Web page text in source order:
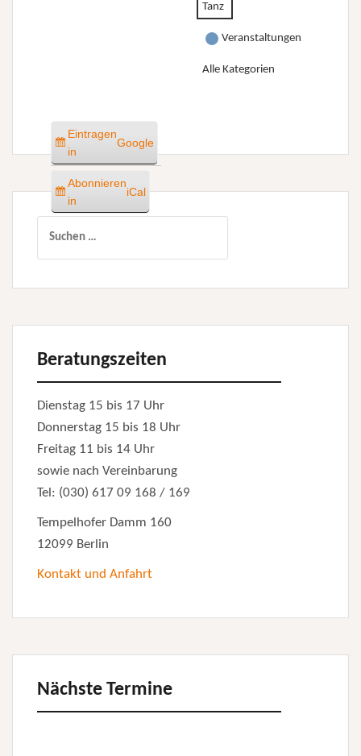
Tanz
Veranstaltungen
Alle Kategorien
Eintragen
in
Google
Abonnieren
in
iCal
Beratungszeiten
Dienstag 15 bis 17 Uhr
Donnerstag 15 bis 18 Uhr
Freitag 11 bis 14 Uhr
sowie nach Vereinbarung
Tel: (030) 617 09 168 / 169
Tempelhofer Damm 160
12099 Berlin
Kontakt und Anfahrt
Nächste Termine